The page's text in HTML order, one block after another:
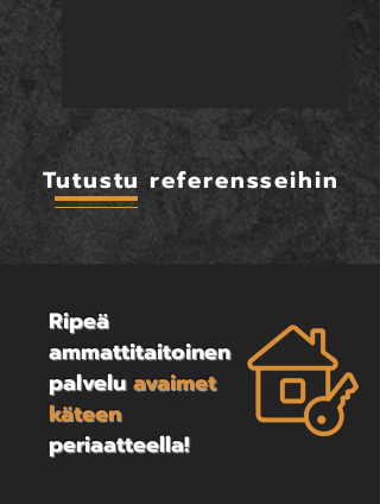
Tutustu referensseihin
Ripeä
ammattitaitoinen
palveluavaimet
käteen
periaatteella!